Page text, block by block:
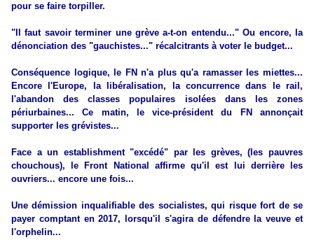
pour se faire torpiller.
"Il faut savoir terminer une grève a-t-on entendu..." Ou encore, la
dénonciation des "gauchistes..." récalcitrants à voter le budget...
Conséquence logique, le FN n'a plus qu'a ramasser les miettes...
Encore l'Europe, la libéralisation, la concurrence dans le rail,
l'abandon des classes populaires isolées dans les zones
périurbaines... Ce matin, le vice-président du FN annonçait
supporter les grévistes...
Face a un establishment "excédé" par les grèves, (les pauvres
chouchous), le Front National affirme qu'il est lui derrière les
ouvriers... encore une fois...
Une démission inqualifiable des socialistes, qui risque fort de se
payer comptant en 2017, lorsqu'il s'agira de défendre la veuve et
l'orphelin...